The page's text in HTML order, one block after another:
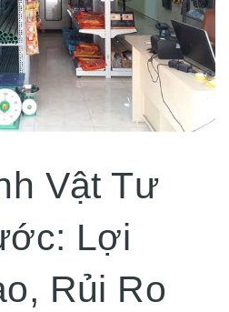
Vật Tư
Lợi
Rủi Ro